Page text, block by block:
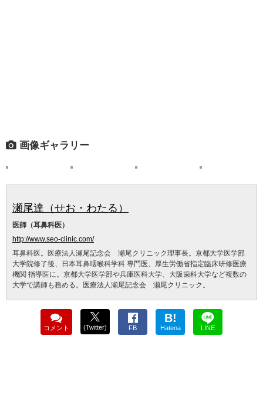
画像ギャラリー
瀬尾達（せお・わたる）
医師（耳鼻科医）
http://www.seo-clinic.com/
耳鼻科医。医療法人瀬尾記念会 瀬尾クリニック理事長。京都大学医学部
大学院修了後、日本耳鼻咽喉科学科 専門医、厚生労働省指定臨床研修医療
機関 指導医に。京都大学医学部や兵庫医科大学、大阪歯科大学など複数の
大学で講師も務める。医療法人瀬尾記念会 瀬尾クリニック。
コメント (Twitter) FB
B!
Hatena LINE